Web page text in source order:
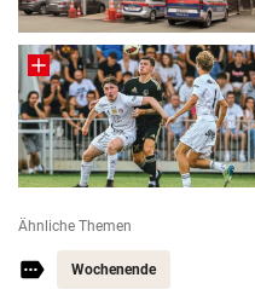
Ähnliche Themen
Wochenende